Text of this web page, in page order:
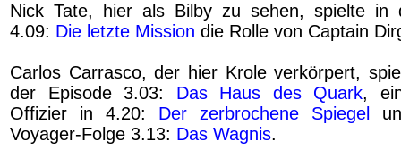
Nick Tate, hier als Bilby zu sehen, spielte in
4.09: Die letzte Mission die Rolle von Captain
Carlos Carrasco, der hier Krole verkörpert,
der Episode 3.03: Das Haus des Quark,
Offizier in 4.20: Der zerbrochene Spiegel
Voyager-Folge 3.13: Das Wagnis.